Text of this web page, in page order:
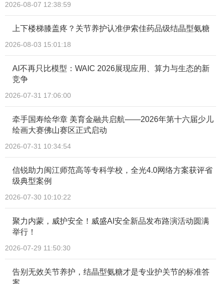
2026-08-07 12:38:59
上下楼梯膝盖疼？关节养护认准伊索佳药品级结晶型氨糖
2026-08-03 15:01:18
AI不再只比模型：WAIC 2026展现应用、算力与生态的新
竞争
2026-07-31 17:06:00
牵手国寿绘华章 美育金融共启航——2026年第十六届少儿
绘画大赛佛山赛区正式启动
2026-07-31 10:34:54
信锐助力闽江师范高等专科学校，全光4.0网络方案获评省
级典型案例
2026-07-30 10:10:22
聚力内蒙，威护安全！威盛AI安全新品发布路演活动圆满
举行！
2026-07-29 11:50:30
告别无效关节养护，结晶型氨糖才是专业护关节的标准答